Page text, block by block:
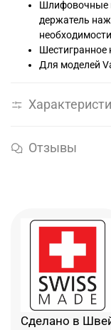
Шлифовочные
держатель
Шестигранное
Для моделей
Отзывы
Сделано в